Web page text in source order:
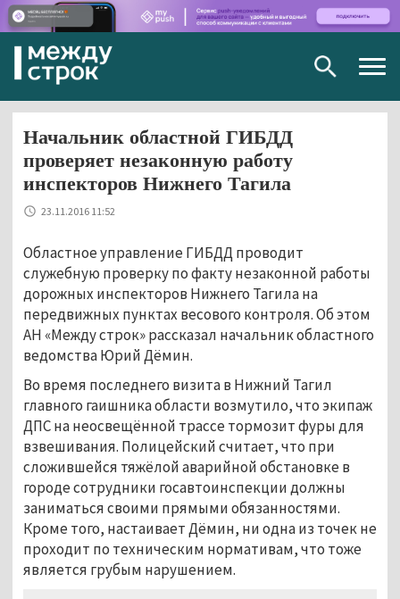
Начальник областной ГИБДД
проверяет незаконную работу
инспекторов Нижнего Тагила
23.11.2016 11:52
Областное управление ГИБДД проводит
служебную проверку по факту незаконной работы
дорожных инспекторов Нижнего Тагила на
передвижных пунктах весового контроля. Об этом
АН «Между строк» рассказал начальник областного
ведомства Юрий Дёмин.
Во время последнего визита в Нижний Тагил
главного гаишника области возмутило, что экипаж
ДПС на неосвещённой трассе тормозит фуры для
взвешивания. Полицейский считает, что при
сложившейся тяжёлой аварийной обстановке в
городе сотрудники госавтоинспекции должны
заниматься своими прямыми обязанностями.
Кроме того, настаивает Дёмин, ни одна из точек не
проходит по техническим нормативам, что тоже
является грубым нарушением.